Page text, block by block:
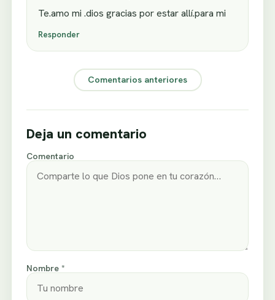
Te.amo mi .dios gracias por estar allí.para mi
Responder
Comentarios anteriores
Deja un comentario
Comentario
Nombre *